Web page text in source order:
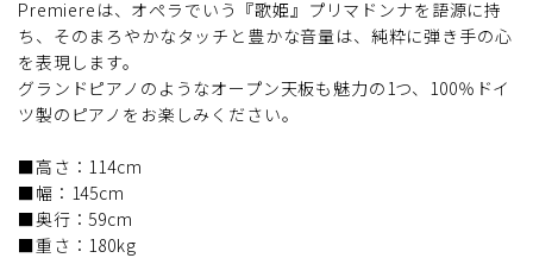
Premiereは、オペラでいう『歌姫』プリマドンナを語源に持
ち、そのまろやかなタッチと豊かな音量は、純粋に弾き手の心
を表現します。
グランドピアノのようなオープン天板も魅力の1つ、100％ドイ
ツ製のピアノをお楽しみください。
■高さ：114cm
■幅：145cm
■奥行：59cm
■重さ：180kg